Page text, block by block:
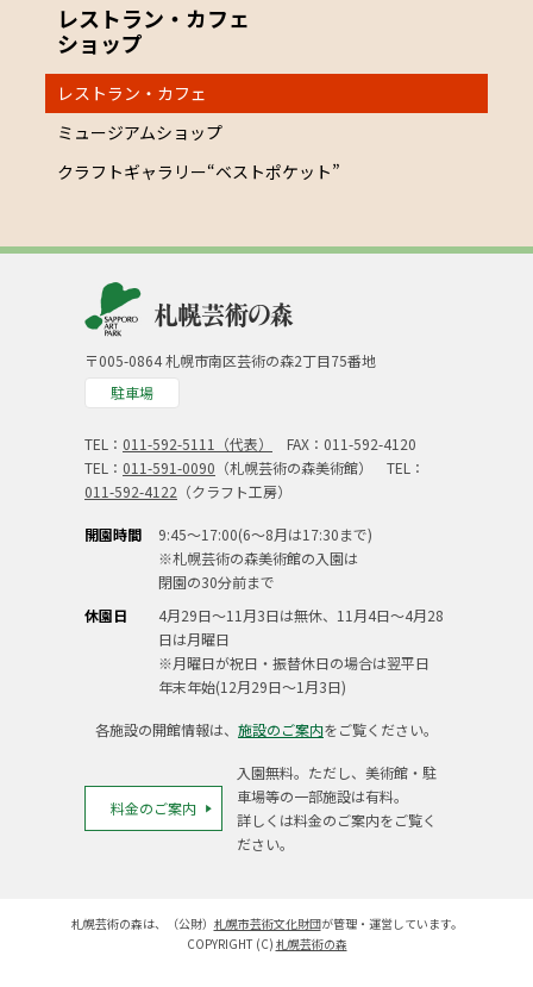
レストラン・カフェ
ショップ
レストラン・カフェ
ミュージアムショップ
クラフトギャラリー“ベストポケット”
〒005-0864 札幌市南区芸術の森2丁目75番地
駐車場
TEL： 011-592-5111（代表）
FAX：011-592-4120
TEL： 011-591-0090 （札幌芸術の森美術館） TEL：
011-592-4122 （クラフト工房）
開園時間
9:45～17:00(6～8月は17:30まで)
※札幌芸術の森美術館の入園は
閉園の30分前まで
休園日
4月29日～11月3日は無休、11月4日～4月28
日は月曜日
※月曜日が祝日・振替休日の場合は翌平日
年末年始(12月29日～1月3日)
各施設の開館情報は、 施設のご案内をご覧ください。
料金のご案内
入園無料。ただし、美術館・駐
車場等の一部施設は有料。
詳しくは料金のご案内をご覧く
ださい。
札幌芸術の森は、（公財） 札幌市芸術文化財団が管理・運営しています。
COPYRIGHT (C) 札幌芸術の森